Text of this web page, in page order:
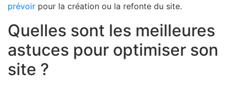
prévoir pour la création ou la refonte du site.
Quelles sont les meilleures
astuces pour optimiser son
site ?